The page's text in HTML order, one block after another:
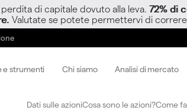
di capitale dovuto alla leva. 72% di
Valutate se potete permettervi di
e strumenti Chi siamo Analisi di mercato
Dati sulle azioniCosa sono le azioni?Come